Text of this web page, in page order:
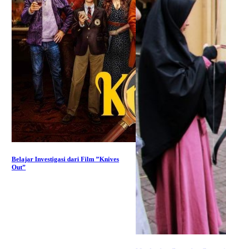
Belajar Investigasi dari Film ”Knives
Out”